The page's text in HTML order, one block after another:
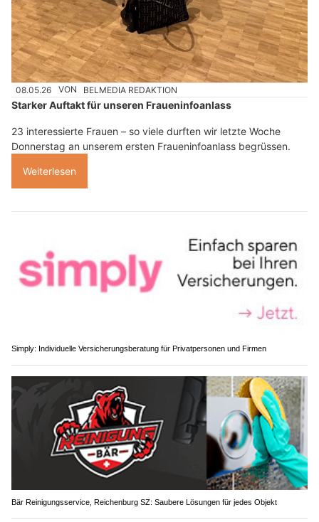
08.05.26 VON BELMEDIA REDAKTION
Starker Auftakt für unseren Fraueninfoanlass
23 interessierte Frauen – so viele durften wir letzte Woche
Donnerstag an unserem ersten Fraueninfoanlass begrüssen.
Weiterlesen
Simply: Individuelle Versicherungsberatung für Privatpersonen und Firmen
Bär Reinigungsservice, Reichenburg SZ: Saubere Lösungen für jedes Objekt